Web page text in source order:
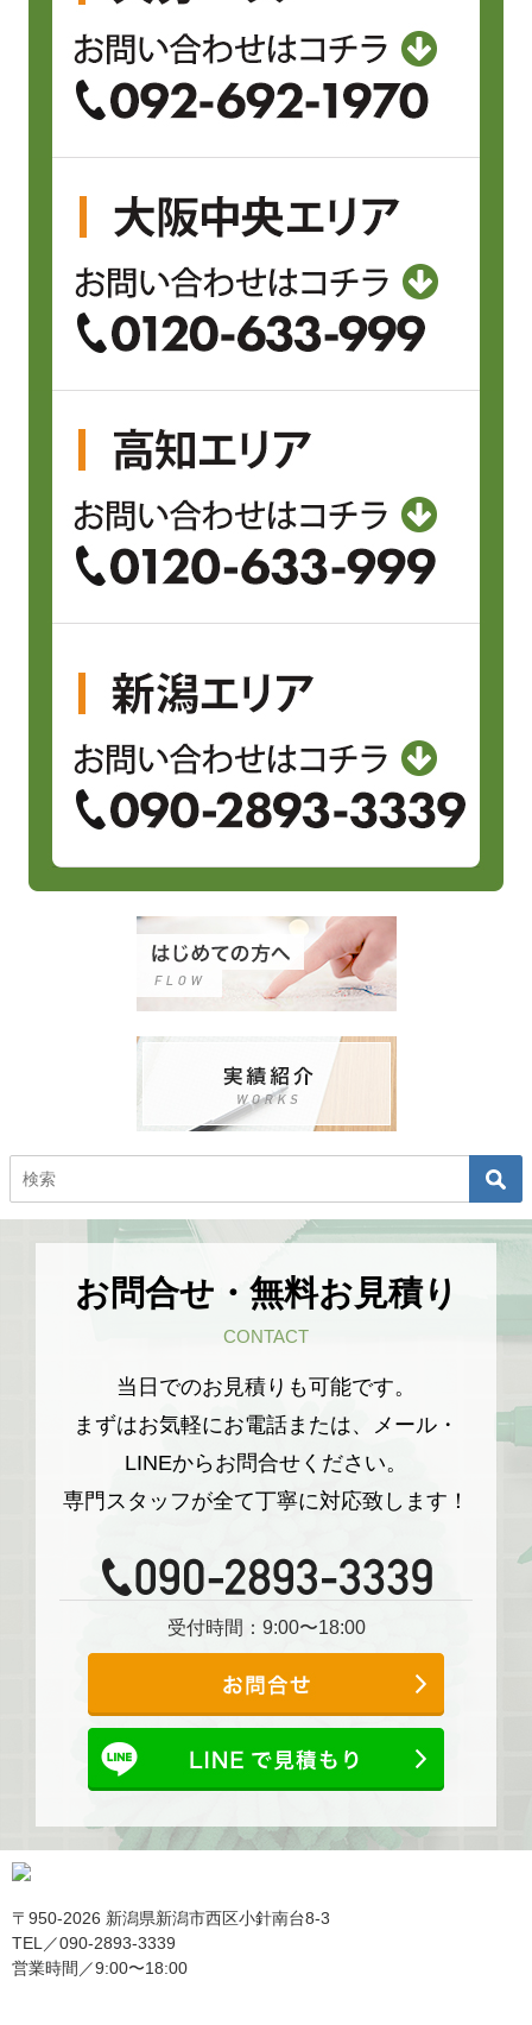
お問合せ・無料お見積り
CONTACT
当日でのお見積りも可能です。
まずはお気軽にお電話または、メール・
LINEからお問合せください。
専門スタッフが全て丁寧に対応致します！
受付時間：9:00〜18:00
〒950-2026 新潟県新潟市西区小針南台8-3
TEL／090-2893-3339
営業時間／9:00〜18:00